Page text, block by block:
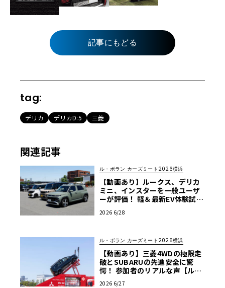
記事にもどる
tag:
デリカ デリカD:5 三菱
関連記事
ル・ボラン カーズミート2026横浜
【動画あり】ルークス、デリカ
ミニ、インスターを一般ユーザ
ーが評価！ 軽＆最新EV体験試乗
ート2026横浜】
2026 6/28
ル・ボラン カーズミート2026横浜
【動画あり】三菱4WDの極限走
破とSUBARUの先進安全に驚
愕！ 参加者のリアルな声【ル・
2026 6/27